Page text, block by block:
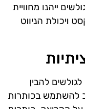
ייהנו מחוויית
ויכולת הניווט
להבין
להשתמש בכותרות